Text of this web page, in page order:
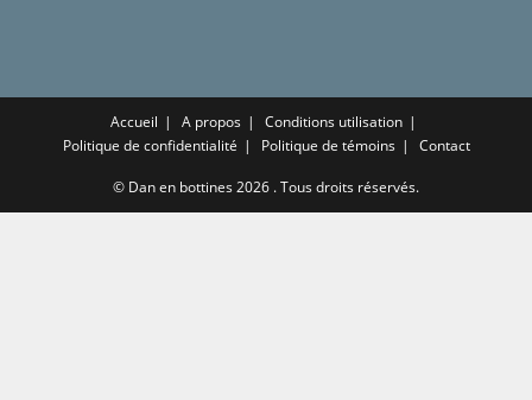
Accueil A propos
Conditions utilisation
Politique de confidentialité
Politique de témoins Contact
© Dan en bottines2026 . Tous droits réservés.